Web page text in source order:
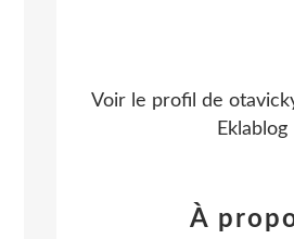
Voir le profil de
Eklablog
À